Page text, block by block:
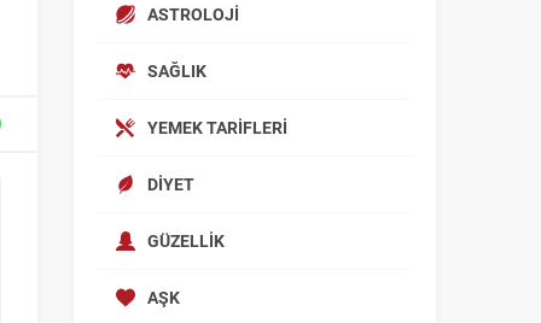
ASTROLOJI
SAĞLIK
YEMEK TARIFLERI
DIYET
GÜZELLIK
AŞK